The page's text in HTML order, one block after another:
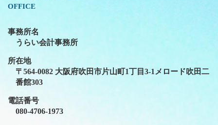
OFFICE
事務所名
うらい会計事務所
所在地
〒564-0082 大阪府吹田市片山町1丁目3-1メロード吹田二
番館303
電話番号
080-4706-1973